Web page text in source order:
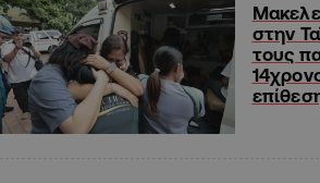
στην
τους